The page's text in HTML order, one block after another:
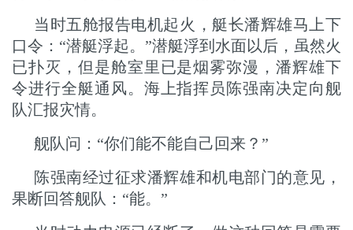
当时五舱报告电机起火，艇长潘辉雄马上下
口令：“潜艇浮起。”潜艇浮到水面以后，虽然火
已扑灭，但是舱室里已是烟雾弥漫，潘辉雄下
令进行全艇通风。海上指挥员陈强南决定向舰
队汇报灾情。
舰队问：“你们能不能自己回来？”
陈强南经过征求潘辉雄和机电部门的意见，
果断回答舰队：“能。”